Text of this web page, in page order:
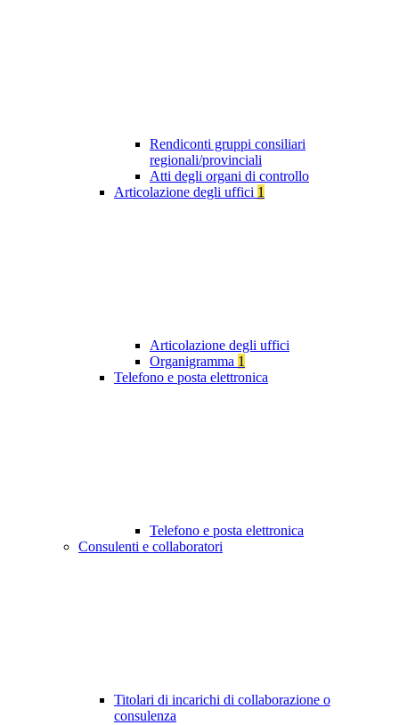
Rendiconti gruppi consiliari
regionali/provinciali
Atti degli organi di controllo
Articolazione degli uffici 1
Articolazione degli uffici
Organigramma 1
Telefono e posta elettronica
Telefono e posta elettronica
Consulenti e collaboratori
Titolari di incarichi di collaborazione o
consulenza